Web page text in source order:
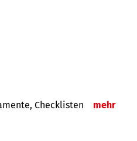
Checklisten mehr